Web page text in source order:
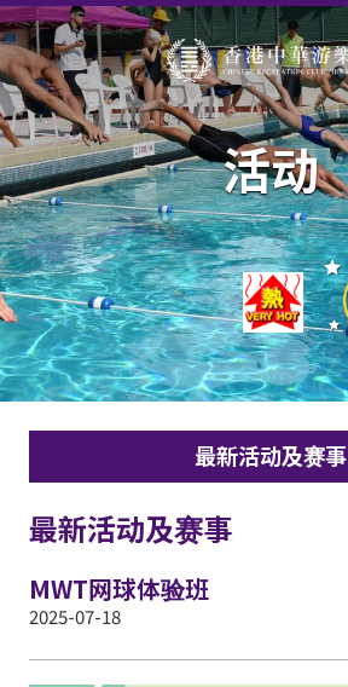
活动
最新活动及赛事
最新活动及赛事
MWT网球体验班
2025-07-18